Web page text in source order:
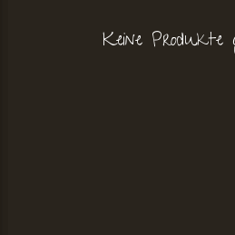
Keine Produkte